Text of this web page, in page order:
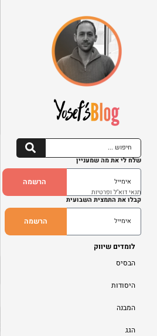
שלח לי את מה שמעניין
הרשמה
תנאי דוא"ל ופרטיות
קבלו את התמצית השבועית
הרשמה
לומדים שיווק
הבסיס
היסודות
המבנה
הגג